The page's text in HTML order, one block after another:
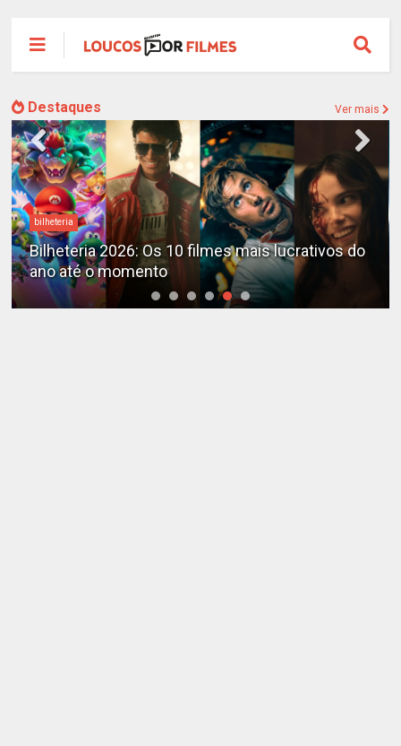
Destaques Ver mais
bilheteria
Bilheteria 2026: Os 10 filmes mais lucrativos do
ano até o momento